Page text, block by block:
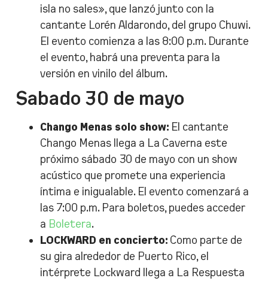
isla no sales», que lanzó junto con la
cantante Lorén Aldarondo, del grupo Chuwi.
El evento comienza a las 8:00 p.m. Durante
el evento, habrá una preventa para la
versión en vinilo del álbum.
Sabado 30 de mayo
Chango Menas solo show:El cantante
Chango Menas llega a La Caverna este
próximo sábado 30 de mayo con un show
acústico que promete una experiencia
íntima e inigualable. El evento comenzará a
las 7:00 p.m. Para boletos, puedes acceder
a Boletera.
LOCKWARD en concierto:Como parte de
su gira alrededor de Puerto Rico, el
intérprete Lockward llega a La Respuesta